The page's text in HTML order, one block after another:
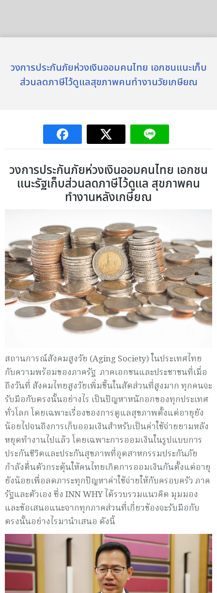
วงการประกันภัยห่วงเงินออมคนไทย เอกชนแนะเก็บ
ส่วนลดภาษีไว้ดูแลสุขภาพคนทำงานวัยเกษียณ
วงการประกันภัยห่วงเงินออมคนไทย เอกชน
แนะรัฐเก็บส่วนลดภาษีไว้ดูแล สุขภาพคน
ทำงานหลังเกษียณ
สถานการณ์สังคมสูงวัย (Aging Society) ในประเทศไทย
กับความพร้อมของภาครัฐ ภาคเอกชนและประชาชนที่เมื่อ
ถึงวันที่ สังคมไทยสูงวัยเพิ่มขึ้นในสัดส่วนที่สูงมาก ทุกคนจะ
รับมือกับตรงนั้นอย่างไร เป็นปัญหาหนักอกของทุกประเทศ
ทั่วโลก โดยเฉพาะเรื่องของการดูแลสุขภาพตั้งแต่อายุยัง
น้อยไปจนถึงการเก็บออมเงินสำหรับเป็นค่าใช้จ่ายยามหลัง
หยุดทำงานไปแล้ว โดยเฉพาะการออมเงินในรูปแบบการ
ประกันชีวิตและประกันสุขภาพที่อุตสาหกรรมประกันภัย
กำลังตื่นตัวกระตุ้นให้คนไทยเกิดการออมเงินกันตั้งแต่อายุ
ยังน้อยเพื่อลดภาระทุกปัญหาค่าใช้จ่ายให้กับครอบครัว ภาค
รัฐและตัวเอง ซึ่ง INN WHY ได้รวบรวมแนวคิด มุมมอง
และข้อเสนอแนะจากทุกภาคส่วนที่เกี่ยวข้องจะรับมือกับ
ตรงนั้นอย่างไรมานำเสนอ ดังนี้